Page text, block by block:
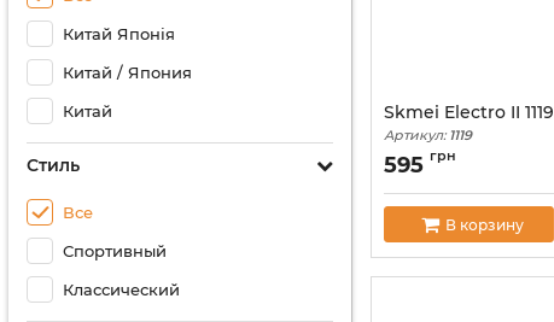
Китай Японія
Китай / Япония
Китай
Стиль
Все
Спортивный
Классический
Skmei Electro II 1119
Артикул:1119
595 грн
В корзину